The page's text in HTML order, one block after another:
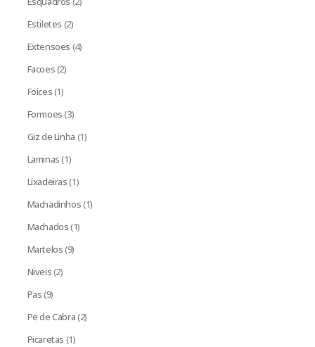
Estiletes (2)
Extensoes (4)
Facoes(2)
Foices(1)
Formoes(3)
Giz de Linha (1)
Laminas(1)
Lixadeiras(1)
Machadinhos(1)
Machados(1)
Martelos(9)
Niveis(2)
Pas(9)
Pe de Cabra(2)
Picaretas (1)